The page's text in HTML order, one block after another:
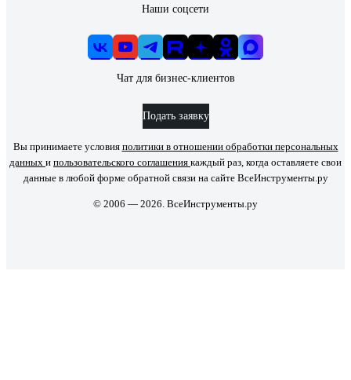
Наши соцсети
Чат для бизнес-клиентов
Подать заявку
Вы принимаете условия политики в отношении обработки персональных
данных и пользовательского соглашения каждый раз, когда оставляете свои
данные в любой форме обратной связи на сайте ВсеИнструменты.ру
© 2006 — 2026. ВсеИнструменты.ру